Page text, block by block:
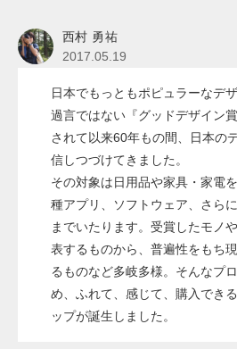
西村 勇祐
2017.05.19
日本でもっともポピュラーなデ
過言ではない『グッドデザイン
されて以来60年もの間、日本の
信しつづけてきました。
その対象は日用品や家具・家電
種アプリ、ソフトウェア、さら
までいたります。受賞したモノ
表するものから、普遍性をもち
るものなど多岐多様。そんなプ
め、ふれて、感じて、購入でき
ップが誕生しました。